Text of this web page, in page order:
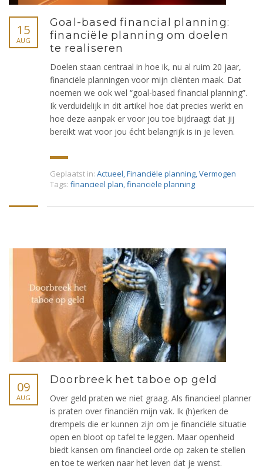
15
AUG
Goal-based financial planning:
financiële planning om doelen
te realiseren
Doelen staan centraal in hoe ik, nu al ruim 20 jaar,
financiële planningen voor mijn cliënten maak. Dat
noemen we ook wel “goal-based financial planning”.
Ik verduidelijk in dit artikel hoe dat precies werkt en
hoe deze aanpak er voor jou toe bijdraagt dat jij
bereikt wat voor jou écht belangrijk is in je leven.
Geplaatst in: Actueel,Financiële planning,Vermogen
Tags: financieel plan,financiële planning
09
AUG
Doorbreek het taboe op geld
Over geld praten we niet graag. Als financieel planner
is praten over financiën mijn vak. Ik (h)erken de
drempels die er kunnen zijn om je financiële situatie
open en bloot op tafel te leggen. Maar openheid
biedt kansen om financieel orde op zaken te stellen
en toe te werken naar het leven dat je wenst.